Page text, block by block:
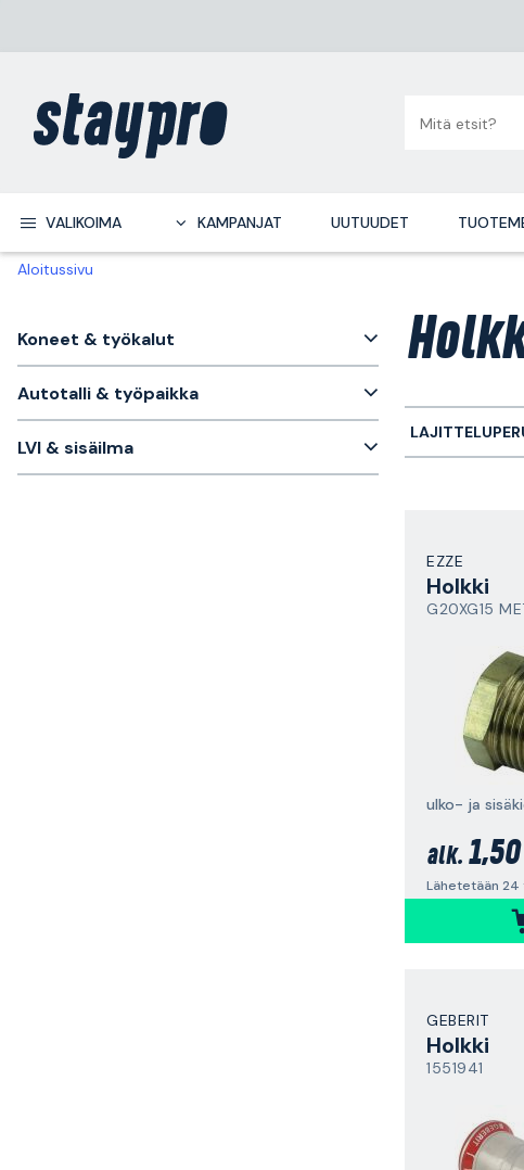
VALIKOIMA KAMPANJAT UUTUUDET
Aloitussivu
Koneet & työkalut
Autotalli & työpaikka
LVI & sisäilma
EZZE
Holkki
ulko- ja
alk.
Lähetetään 24
GEBERIT
Holkki
1551941